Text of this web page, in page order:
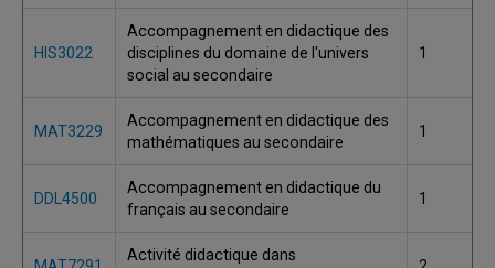
HIS3022
Accompagnement en didactique des
disciplines du domaine de l'univers
social au secondaire
1
MAT3229
Accompagnement en didactique des
mathématiques au secondaire
1
DDL4500
Accompagnement en didactique du
français au secondaire
1
Activité didactique dans